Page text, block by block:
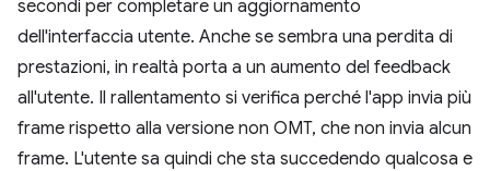
secondi per completare un aggiornamento
dell'interfaccia utente. Anche se sembra una perdita di
prestazioni, in realtà porta a un aumento del feedback
all'utente. Il rallentamento si verifica perché l'app invia più
frame rispetto alla versione non OMT, che non invia alcun
frame. L'utente sa quindi che sta succedendo qualcosa e